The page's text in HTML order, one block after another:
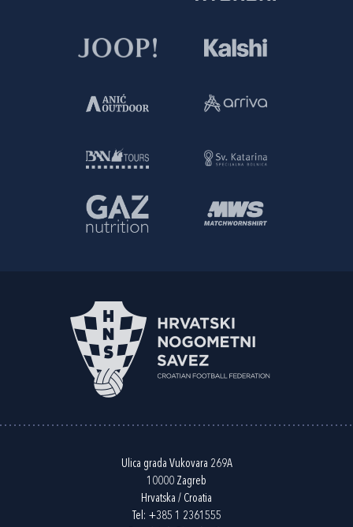
Ulica grada Vukovara 269A
10000 Zagreb
Hrvatska / Croatia
Tel: +385 1 2361555